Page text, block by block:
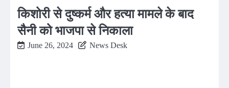
किशोरी से दुष्कर्म और हत्या मामले के बाद
सैनी को भाजपा से निकाला
June 26, 2024 News Desk